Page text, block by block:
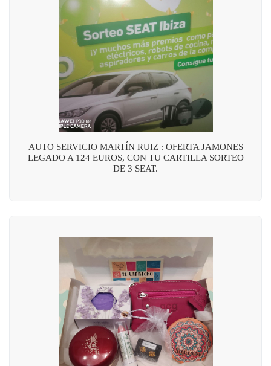
AUTO SERVICIO MARTÍN RUIZ : OFERTA JAMONES
LEGADO A 124 EUROS, CON TU CARTILLA SORTEO
DE 3 SEAT.